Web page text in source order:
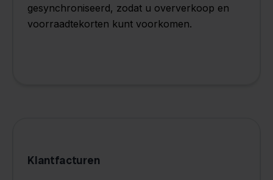
gesynchroniseerd, zodat u oververkoop en
voorraadtekorten kunt voorkomen.
Klantfacturen